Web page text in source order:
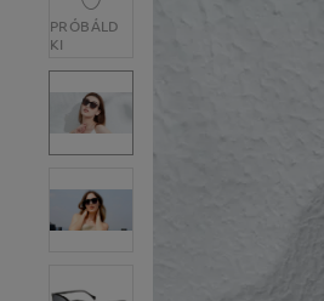
PRÓBÁLD
KI